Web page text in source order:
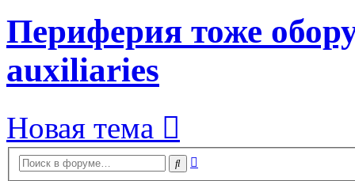
Периферия тоже
auxiliaries
Новая тема
Поиск